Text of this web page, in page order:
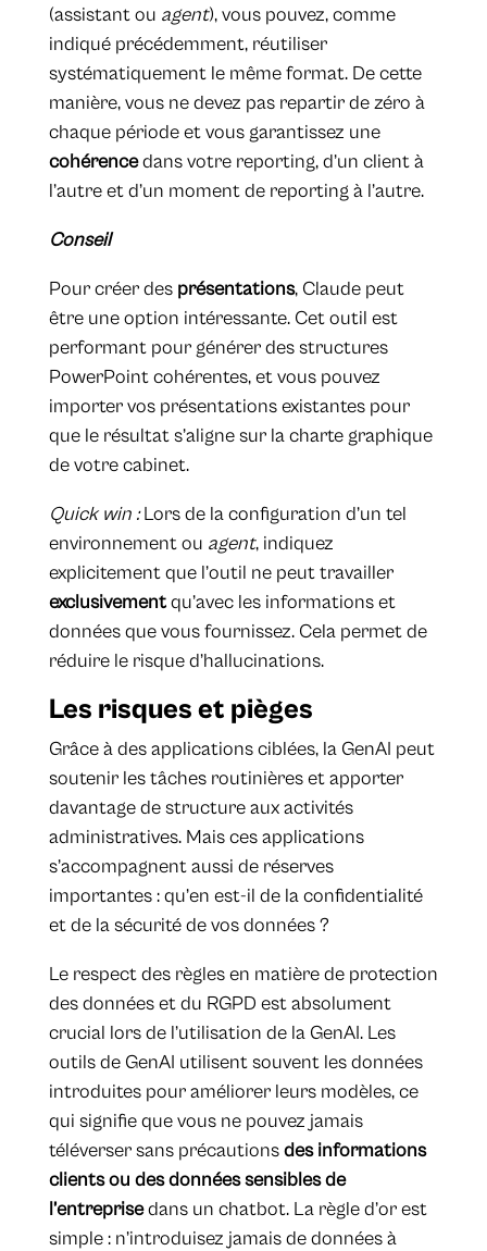
(assistant ou agent), vous pouvez, comme
indiqué précédemment, réutiliser
systématiquement le même format. De cette
manière, vous ne devez pas repartir de zéro à
chaque période et vous garantissez une
cohérencedans votre reporting, d’un client à
l’autre et d’un moment de reporting à l’autre.
Conseil
Pour créer desprésentations, Claude peut
être une option intéressante. Cet outil est
performant pour générer des structures
PowerPoint cohérentes, et vous pouvez
importer vos présentations existantes pour
que le résultat s’aligne sur la charte graphique
de votre cabinet.
Quick win :Lors de la configuration d’un tel
environnement ou agent, indiquez
explicitement que l’outil ne peut travailler
exclusivementqu’avec les informations et
données que vous fournissez. Cela permet de
réduire le risque d’hallucinations.
Les risques et pièges
Grâce à des applications ciblées, la GenAI peut
soutenir les tâches routinières et apporter
davantage de structure aux activités
administratives. Mais ces applications
s’accompagnent aussi de réserves
importantes : qu’en est-il de la confidentialité
et de la sécurité de vos données ?
Le respect des règles en matière de protection
des données et du RGPD est absolument
crucial lors de l’utilisation de la GenAI. Les
outils de GenAI utilisent souvent les données
introduites pour améliorer leurs modèles, ce
qui signifie que vous ne pouvez jamais
téléverser sans précautionsdes informations
clients ou des données sensibles de
l’entreprisedans un chatbot. La règle d’or est
simple : n’introduisez jamais de données à